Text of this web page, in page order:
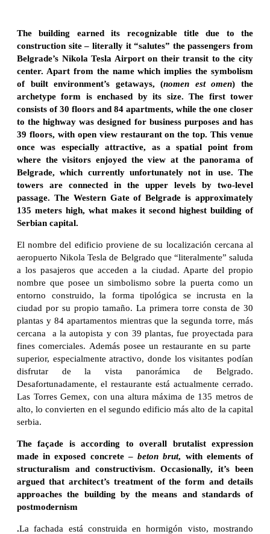
The building earned its recognizable title due to the
construction site – literally it “salutes” the passengers from
Belgrade’s Nikola Tesla Airport on their transit to the city
center. Apart from the name which implies the symbolism
of built environment’s getaways, (nomen est omen) the
archetype form is enchased by its size. The first tower
consists of 30 floors and 84 apartments, while the one closer
to the highway was designed for business purposes and has
39 floors, with open view restaurant on the top. This venue
once was especially attractive, as a spatial point from
where the visitors enjoyed the view at the panorama of
Belgrade, which currently unfortunately not in use. The
towers are connected in the upper levels by two-level
passage. The Western Gate of Belgrade is approximately
135 meters high, what makes it second highest building of
Serbian capital.
El nombre del edificio proviene de su localización cercana al
aeropuerto Nikola Tesla de Belgrado que “literalmente” saluda
a los pasajeros que acceden a la ciudad. Aparte del propio
nombre que posee un simbolismo sobre la puerta como un
entorno construido, la forma tipológica se incrusta en la
ciudad por su propio tamaño. La primera torre consta de 30
plantas y 84 apartamentos mientras que la segunda torre, más
cercana a la autopista y con 39 plantas, fue proyectada para
fines comerciales. Además posee un restaurante en su parte
superior, especialmente atractivo, donde los visitantes podían
disfrutar de la vista panorámica de Belgrado.
Desafortunadamente, el restaurante está actualmente cerrado.
Las Torres Gemex, con una altura máxima de 135 metros de
alto, lo convierten en el segundo edificio más alto de la capital
serbia.
The façade is according to overall brutalist expression
made in exposed concrete –beton brut, with elements of
structuralism and constructivism. Occasionally, it’s been
argued that architect’s treatment of the form and details
approaches the building by the means and standards of
postmodernism
.La fachada está construida en hormigón visto, mostrando